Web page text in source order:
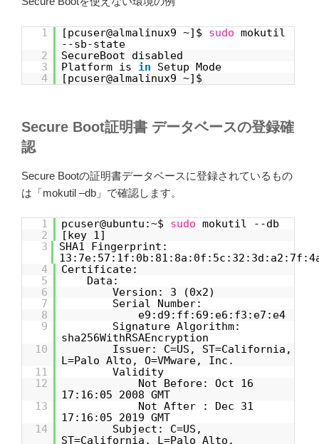
1 [pcuser@almalinux9 ~]$ sudo mokutil
--sb-state
2
SecureBoot disabled
3
Platform is in
Setup Mode
4
[pcuser@almalinux9 ~]$
Secure Boot証明書 データベースの登録確
認
Secure Bootの証明書データベースに登録されているもの
は「mokutil –db」で確認します。
1 pcuser@ubuntu:~$ sudo mokutil --db
2
[key 1]
3
SHA1 Fingerprint:
4
Certificate:
5
Data:
6
Version: 3 (0x2)
7
Serial Number:
8
e9:d9:ff:69:e6:f3:e7:e4
9
Signature Algorithm:
sha256WithRSAEncryption
10
Issuer: C=US, ST=California,
L=Palo Alto, O=VMware, Inc.
11
Validity
12
Not Before: Oct 16
17:16:05 2008 GMT
13
Not After : Dec 31
17:16:05 2019 GMT
14
Subject: C=US,
ST=California, L=Palo Alto,